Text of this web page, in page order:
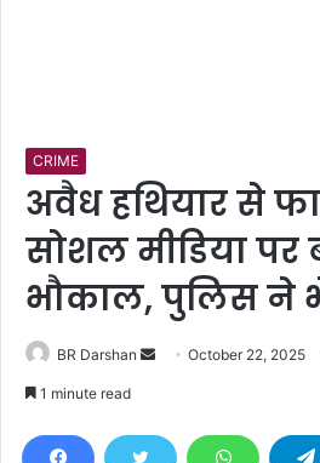
CRIME
अवैध हथियार से
सोशल मीडिया पर
भौकाल, पुलिस ने
BR Darshan
d
October 22, 2025
1 minute read